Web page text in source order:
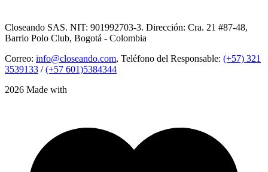
Closeando SAS. NIT: 901992703-3. Dirección: Cra. 21 #87-48,
Barrio Polo Club, Bogotá - Colombia
Correo: info@closeando.com, Teléfono del Responsable: (+57) 321
3539133 /(+57 601)5384344
2026 Made with